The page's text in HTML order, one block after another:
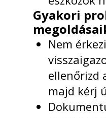
Gyakori
Nem
ellenőrizd
majd kérj